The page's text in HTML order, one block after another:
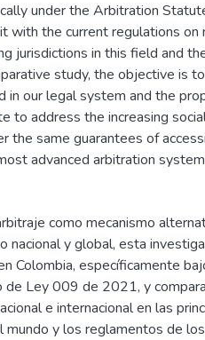
under the Arbitration
the current regulations on
jurisdictions in this field and
study, the objective is
in our legal system and the
to address the increasing
same guarantees of
advanced arbitration
como mecanismo
nacional y global, esta
Colombia, específicamente
Ley 009 de 2021, y
e internacional en las
y los reglamentos de